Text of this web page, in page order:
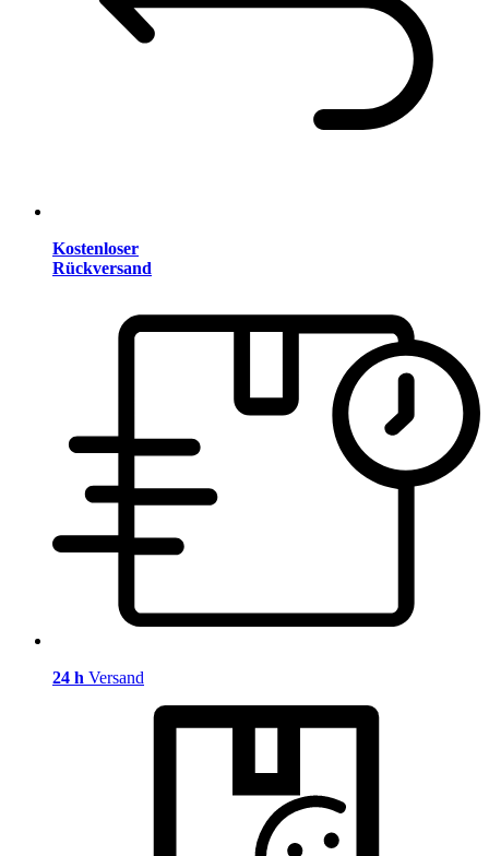
Kostenloser
Rückversand
24 h Versand